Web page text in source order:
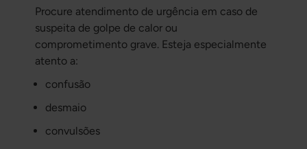
Procure atendimento de urgência em caso de
suspeita de golpe de calor ou
comprometimento grave. Esteja especialmente
atento a:
confusão
desmaio
convulsões